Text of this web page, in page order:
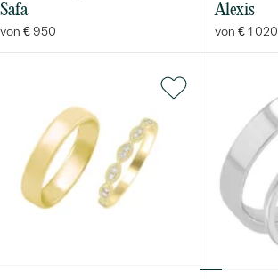
Safa
von € 950
Alexis
von € 1 020